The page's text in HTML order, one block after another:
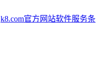
k8.com官方网站软件服务条